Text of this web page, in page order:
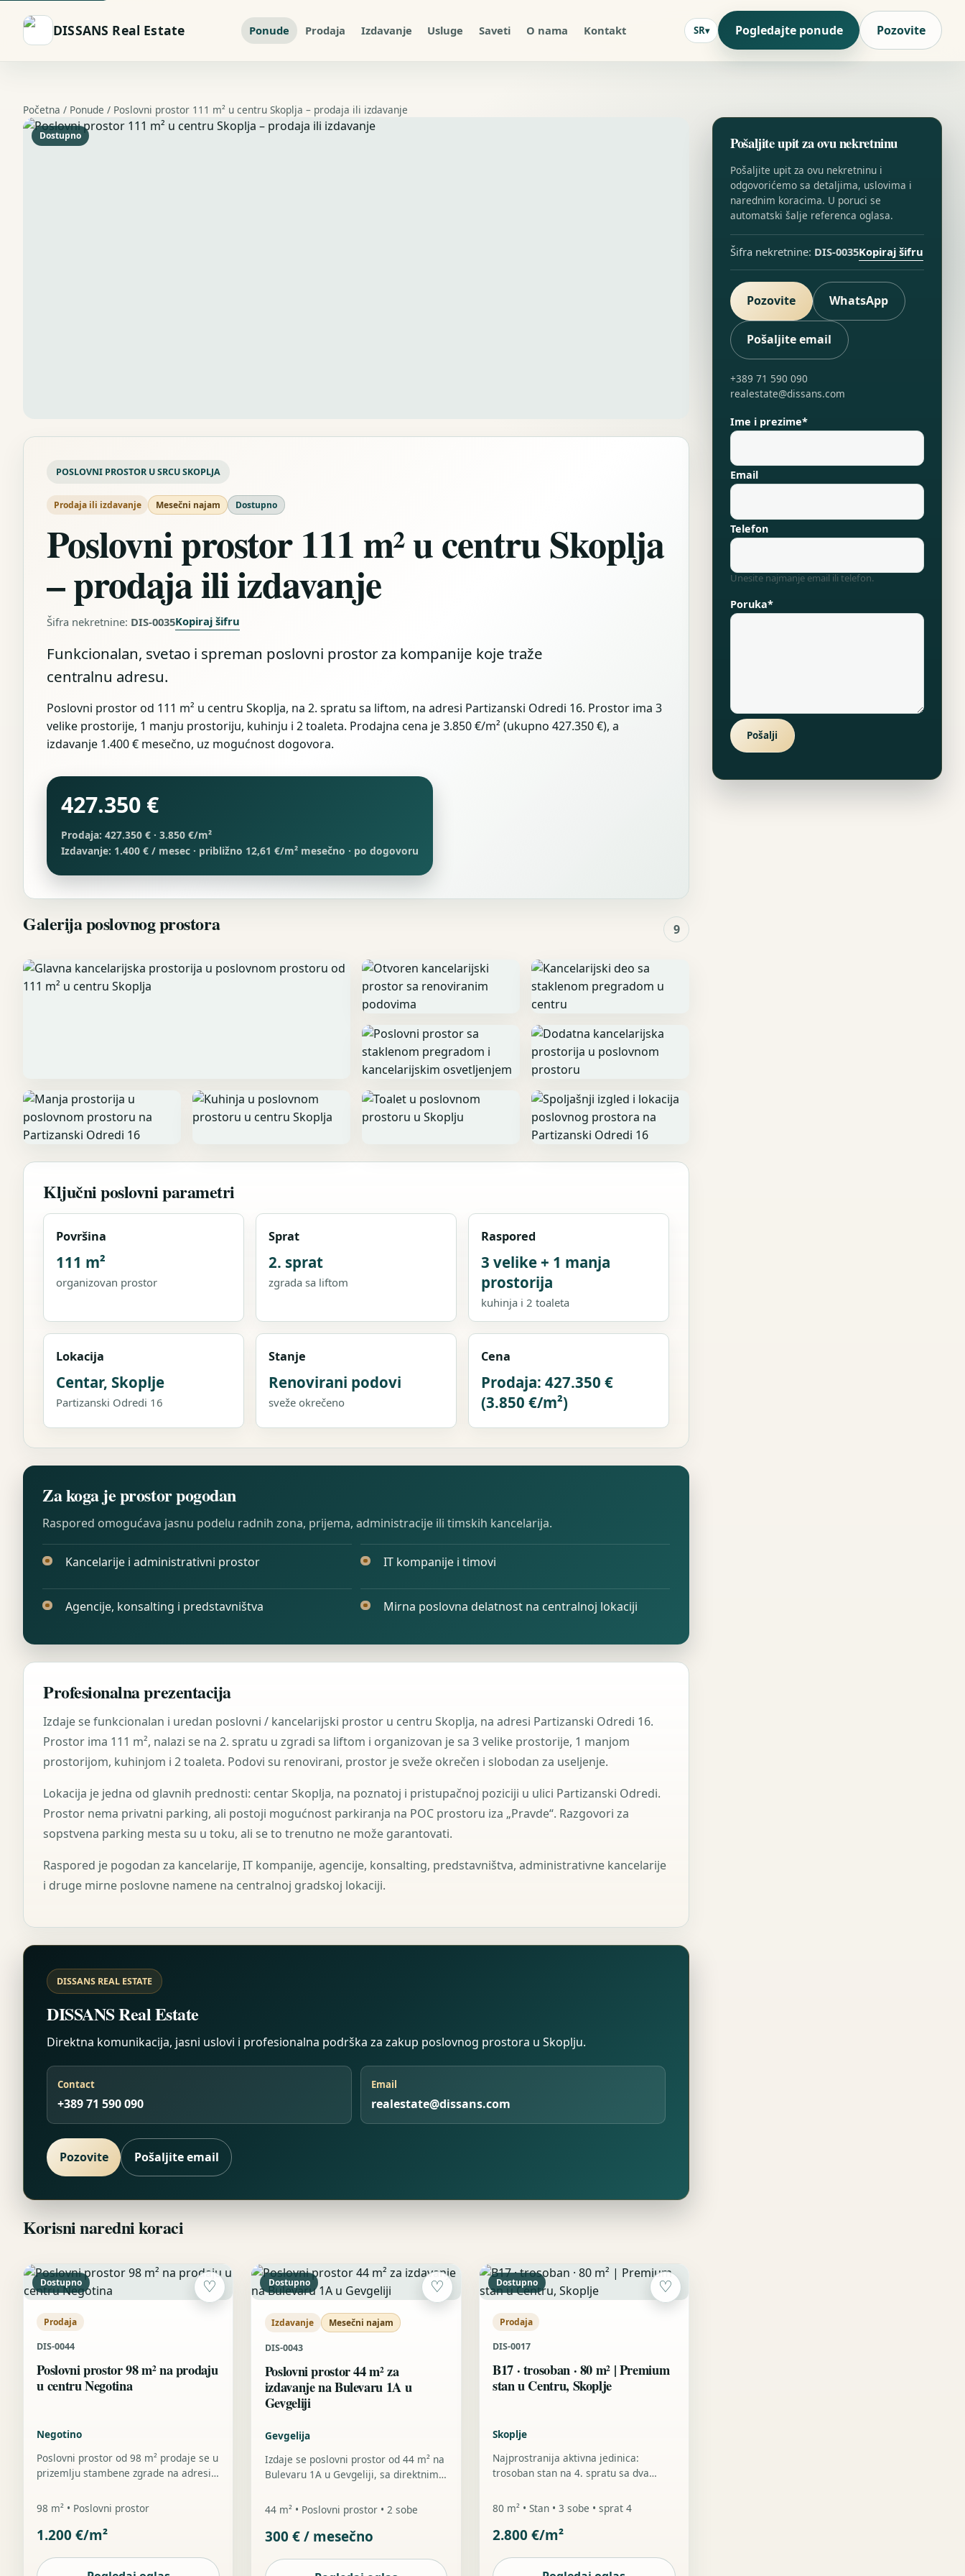
DISSANS Real Estate Ponude Prodaja Izdavanje Usluge Saveti O nama Kontakt SR Pogledajte ponude Pozovite
Početna / Ponude / Poslovni prostor 111 m² u centru Skoplja – prodaja ili izdavanje
Dostupno
POSLOVNI PROSTOR U SRCU SKOPLJA
Prodaja ili izdavanje Mesečni najam Dostupno
Poslovni prostor 111 m² u centru Skoplja
– prodaja ili izdavanje
Šifra nekretnine: DIS-0035Kopiraj šifru
Funkcionalan, svetao i spreman poslovni prostor za kompanije koje traže
centralnu adresu.
Poslovni prostor od 111 m² u centru Skoplja, na 2. spratu sa liftom, na adresi Partizanski Odredi 16. Prostor ima 3
velike prostorije, 1 manju prostoriju, kuhinju i 2 toaleta. Prodajna cena je 3.850 €/m² (ukupno 427.350 €), a
izdavanje 1.400 € mesečno, uz mogućnost dogovora.
427.350 €
Prodaja: 427.350 € · 3.850 €/m²
Izdavanje: 1.400 € / mesec · približno 12,61 €/m² mesečno · po dogovoru
Galerija poslovnog prostora 9
Ključni poslovni parametri
Površina
111 m²
organizovan prostor
Sprat
2. sprat
zgrada sa liftom
Raspored
3 velike + 1 manja
prostorija
kuhinja i 2 toaleta
Lokacija
Centar, Skoplje
Partizanski Odredi 16
Stanje
Renovirani podovi
sveže okrečeno
Cena
Prodaja: 427.350 €
(3.850 €/m²)
Za koga je prostor pogodan
Raspored omogućava jasnu podelu radnih zona, prijema, administracije ili timskih kancelarija.
Kancelarije i administrativni prostor IT kompanije i timovi
Agencije, konsalting i predstavništva Mirna poslovna delatnost na centralnoj lokaciji
Profesionalna prezentacija
Izdaje se funkcionalan i uredan poslovni / kancelarijski prostor u centru Skoplja, na adresi Partizanski Odredi 16.
Prostor ima 111 m², nalazi se na 2. spratu u zgradi sa liftom i organizovan je sa 3 velike prostorije, 1 manjom
prostorijom, kuhinjom i 2 toaleta. Podovi su renovirani, prostor je sveže okrečen i slobodan za useljenje.
Lokacija je jedna od glavnih prednosti: centar Skoplja, na poznatoj i pristupačnoj poziciji u ulici Partizanski Odredi.
Prostor nema privatni parking, ali postoji mogućnost parkiranja na POC prostoru iza „Pravde“. Razgovori za
sopstvena parking mesta su u toku, ali se to trenutno ne može garantovati.
Raspored je pogodan za kancelarije, IT kompanije, agencije, konsalting, predstavništva, administrativne kancelarije
i druge mirne poslovne namene na centralnoj gradskoj lokaciji.
DISSANS REAL ESTATE
DISSANS Real Estate
Direktna komunikacija, jasni uslovi i profesionalna podrška za zakup poslovnog prostora u Skoplju.
Contact
+389 71 590 090
Email
realestate@dissans.com
Pozovite Pošaljite email
Korisni naredni koraci
♡
Dostupno
Prodaja
DIS-0044
Poslovni prostor 98 m² na prodaju
u centru Negotina
Negotino
Poslovni prostor od 98 m² prodaje se u
prizemlju stambene zgrade na adresi
direktnim pristupom iz glavne ulice,
dva zasebna ulaza i dodatnom
izložbenom vidljivošću.
98 m² • Poslovni prostor
1.200 €/m²
♡
Dostupno
Izdavanje Mesečni najam
DIS-0043
Poslovni prostor 44 m² za
izdavanje na Bulevaru 1A u
Gevgeliji
Gevgelija
Izdaje se poslovni prostor od 44 m² na
Bulevaru 1A u Gevgeliji, sa direktnim
pogodnim za prijem ili malu čekaonicu
i dve funkcionalne prostorije. Prostor
je ranije korišćen kao apoteka i ima
površine i fioke. Zakupnina: 300 €
44 m² • Poslovni prostor • 2 sobe
300 € / mesečno
♡
Dostupno
Prodaja
DIS-0017
B17 · trosoban · 80 m² | Premium
stan u Centru, Skoplje
Skoplje
Najprostranija aktivna jedinica:
trosoban stan na 4. spratu sa dva
osećajem doma u Centru.
80 m² • Stan • 3 sobe • sprat 4
2.800 €/m²
Pošaljite upit za ovu nekretninu
Pošaljite upit za ovu nekretninu i
odgovorićemo sa detaljima, uslovima i
narednim koracima. U poruci se
automatski šalje referenca oglasa.
Šifra nekretnine: DIS-0035Kopiraj šifru
Pozovite WhatsApp
Pošaljite email
+389 71 590 090
realestate@dissans.com
Ime i prezime*
Email
Telefon
Unesite najmanje email ili telefon.
Poruka*
Pošalji